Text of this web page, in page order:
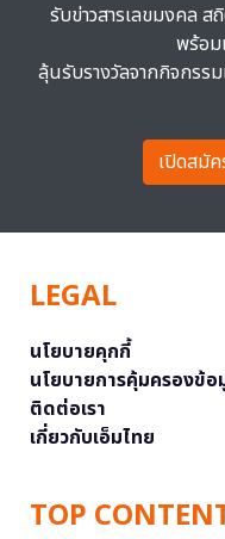
รับข่าวสารเลขมงคล ส
พร้อม
ลุ้นรับรางวัลจากกิจกรร
เปิดสมั
LEGAL
นโยบายคุกกี้
นโยบายการคุ้มครองข้
ติดต่อเรา
เกี่ยวกับเอ็มไทย
TOP